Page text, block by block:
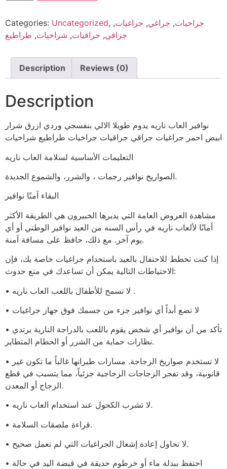
Categories: Uncategorized, جراخيات, جراغي, جراغيات,
جراقي, جراقيات, شراخيات, طراطيع
Description Reviews (0)
Description
نوافير العاب ناريه يدوم طويلا الالي بنفسجي وردي ازرق شرار
ابيض احمر جراغيات جراقي جراقيات جراخيات طراطيع شراخيات
التعليمات الأساسية لسلامة العاب ناريه
الصواريخ نوافير رجمات ، والشرر، والشموع الجديدة.
البقاء آمنًا نوافير
مشاهدة العروض العامة التي يديرها الخبيرون هي الطريقة الأكثر
أمانًا لألعاب ناريه في رأس السنه من العيد نوافير الوطني أو أي
يوم آخر. مع ذلك، حافظ على مسافة آمنة.
إذا كنت تخطط للاحتفال بالعيد باستخدام جراغيات خاصة بك، فإن
الاحتياطات التالية يمكن أن تساعدك في منع حدوث:
• لا تسمح للأطفال باللعب العاب ناريه .
• تأكد من أن نوافير أي شخص يقوم باللعب بالدراجة النارية يرتدي
نظارات حماية من الشرر أو الحطام المتطاير.
• لا تستخدم صواريخ الزجاجة. مسارات طيرانها غالباً ما تكون غير
قانونية، وقد تفجر الزجاجات الزجاجية جزئياً، مما يتسبب في قطع
الزجاج أو المعدن.
• لا تشرب الكحول عند استخدام العاب ناريه.
• قراءة ملصقات السلامة.
• لا تحاول إعادة إشعال الجراغيات التي لم تعمل صحيح.
• احتفظ ببدلة ماء أو خرطوم حديقة في قبضة اليد في حالة